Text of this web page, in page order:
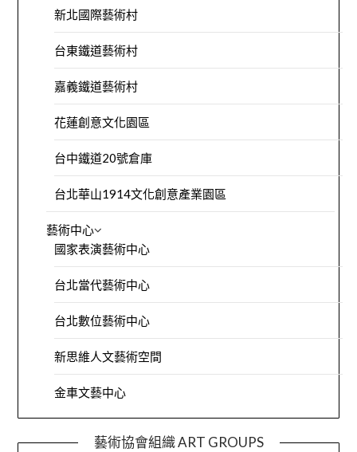
新北國際藝術村
台東鐵道藝術村
嘉義鐵道藝術村
花蓮創意文化園區
台中鐵道20號倉庫
台北華山1914文化創意產業園區
藝術中心
國家表演藝術中心
台北當代藝術中心
台北數位藝術中心
新思維人文藝術空間
金車文藝中心
藝術協會組織 ART GROUPS